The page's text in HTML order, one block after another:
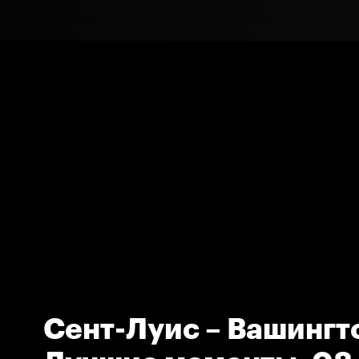
Сент-Луис –